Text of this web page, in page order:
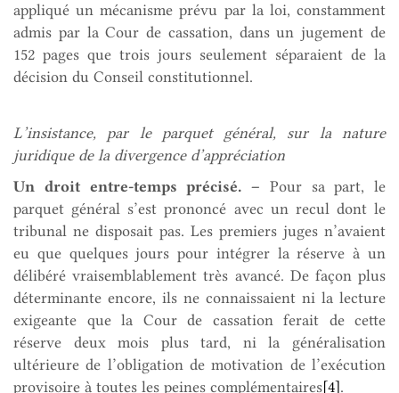
appliqué un mécanisme prévu par la loi, constamment
admis par la Cour de cassation, dans un jugement de
152 pages que trois jours seulement séparaient de la
décision du Conseil constitutionnel.
L’insistance, par le parquet général, sur la nature
juridique de la divergence d’appréciation
Un droit entre-temps précisé. – Pour sa part, le
parquet général s’est prononcé avec un recul dont le
tribunal ne disposait pas. Les premiers juges n’avaient
eu que quelques jours pour intégrer la réserve à un
délibéré vraisemblablement très avancé. De façon plus
déterminante encore, ils ne connaissaient ni la lecture
exigeante que la Cour de cassation ferait de cette
réserve deux mois plus tard, ni la généralisation
ultérieure de l’obligation de motivation de l’exécution
provisoire à toutes les peines complémentaires[4].